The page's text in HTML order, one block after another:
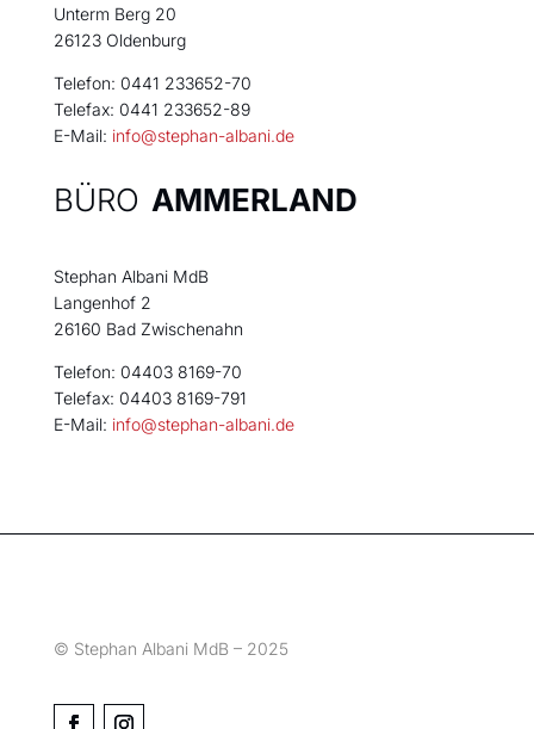
Unterm Berg 20
26123 Oldenburg
Telefon: 0441 233652-70
Telefax: 0441 233652-89
E-Mail: info@stephan-albani.de
BÜRO AMMERLAND
Stephan Albani MdB
Langenhof 2
26160 Bad Zwischenahn
Telefon: 04403 8169-70
Telefax: 04403 8169-791
E-Mail: info@stephan-albani.de
© Stephan Albani MdB – 2025